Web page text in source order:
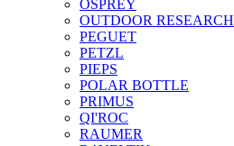
OSPREY
OUTDOOR RESEARCH
PEGUET
PETZL
PIEPS
POLAR BOTTLE
PRIMUS
QI'ROC
RAUMER